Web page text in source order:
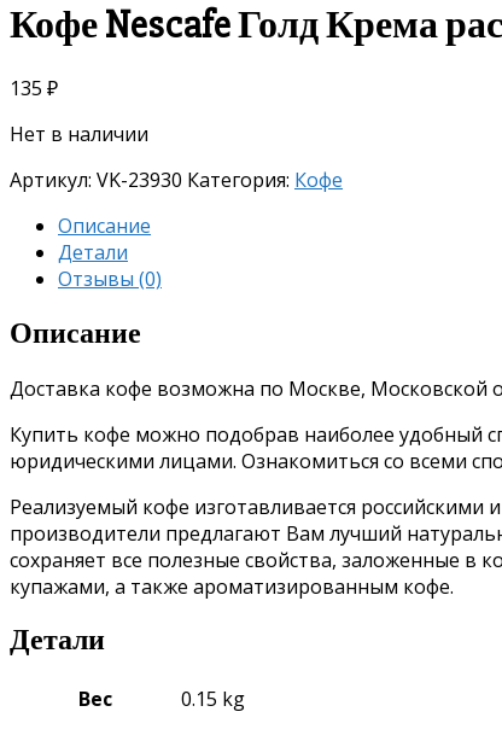
Кофе Nescafe Голд Крема
135 ₽
Нет в наличии
Артикул: VK-23930 Категория: Кофе
Описание
Детали
Отзывы (0)
Описание
Доставка кофе возможна по Москве, Московской
Купить кофе можно подобрав наиболее удобный
юридическими лицами. Ознакомиться со всеми
Реализуемый кофе изготавливается
производители предлагают Вам лучший
сохраняет все полезные свойства, заложенные
купажами, а также ароматизированным кофе.
Детали
Вес
0.15 kg